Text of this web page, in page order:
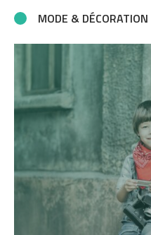
MODE & DÉCORATION